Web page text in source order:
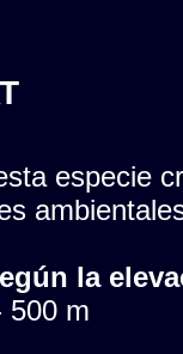
especie
la
500 m